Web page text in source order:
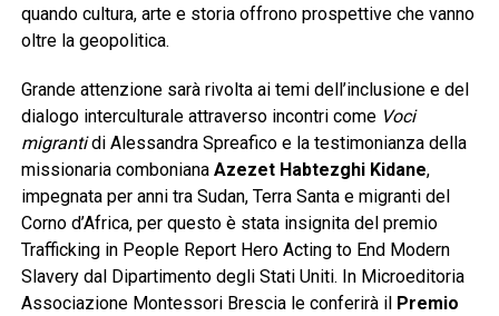
quando cultura, arte e storia offrono prospettive che vanno
oltre la geopolitica.
Grande attenzione sarà rivolta ai temi dell’inclusione e del
dialogo interculturale attraverso incontri come Voci
migrantidi Alessandra Spreafico e la testimonianza della
missionaria comboniana Azezet Habtezghi Kidane,
impegnata per anni tra Sudan, Terra Santa e migranti del
Corno d’Africa, per questo è stata insignita del premio
Trafficking in People Report Hero Acting to End Modern
Slavery dal Dipartimento degli Stati Uniti. In Microeditoria
Associazione Montessori Brescia le conferirà il Premio